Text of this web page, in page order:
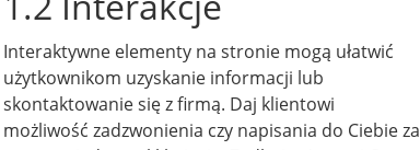
Interaktywne elementy na stronie mogą ułatwić
użytkownikom uzyskanie informacji lub
skontaktowanie się z firmą. Daj klientowi
możliwość zadzwonienia czy napisania do Ciebie za